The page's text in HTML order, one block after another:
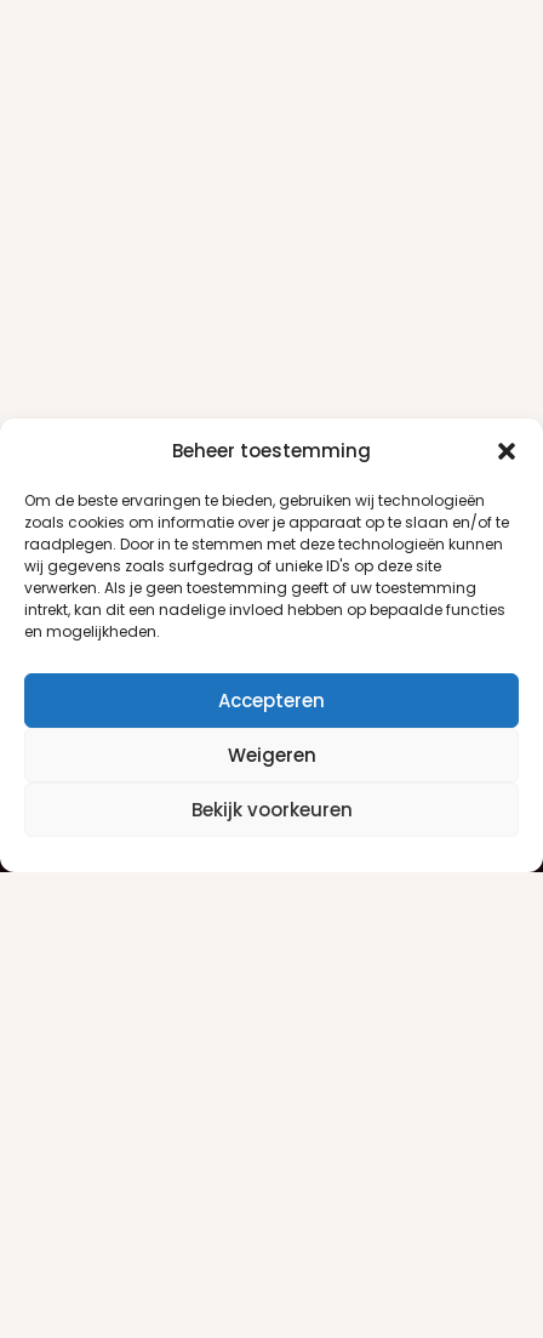
Beheer toestemming
Om de beste ervaringen te bieden, gebruiken wij technologieën
zoals cookies om informatie over je apparaat op te slaan en/of te
raadplegen. Door in te stemmen met deze technologieën kunnen
wij gegevens zoals surfgedrag of unieke ID's op deze site
verwerken. Als je geen toestemming geeft of uw toestemming
intrekt, kan dit een nadelige invloed hebben op bepaalde functies
en mogelijkheden.
Accepteren
Weigeren
Bekijk voorkeuren